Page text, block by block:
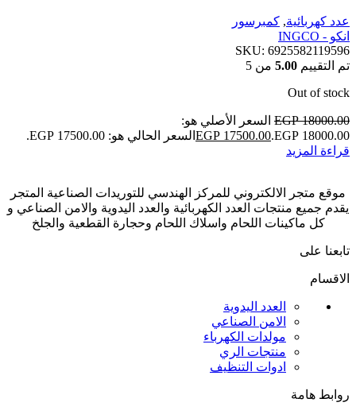
عدد كهربائية, كمبرسور
انكو - INGCO
SKU: 6925582119596
تم التقييم 5.00 من 5
Out of stock
EGP18000.00
السعر الأصلي هو:
EGP 18000.00.
EGP 17500.00
السعر الحالي هو: EGP 17500.00.
قراءة المزيد
موقع متجر الالكتروني للمركز الهندسي للتوريدات الصناعية المتجر
يقدم جميع منتجات العدد الكهربائية والعدد اليدوية والامن الصناعي و
كل ماكينات اللحام واسلاك اللحام وحجارة القطعية والجلخ
تابعنا على
الاقسام
العدد اليدوية
الامن الصناعي
مولدات الكهرباء
منتجات الري
ادوات التنظيف
روابط هامة